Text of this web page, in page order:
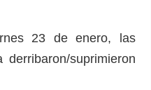
23 de enero, las
suprimieron